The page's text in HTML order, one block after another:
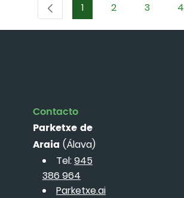
Página
1 Página
2 Página
3 4
Contacto
Parketxe de
Araia (Álava)
Tel:945
386 964
Parketxe.ai